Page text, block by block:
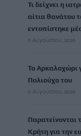
Τι δείχνει η
αίτια θανάτου
εντοπίστηκε
6 Αυγούστου, 2026
Το Αρκαλοχώρι
Πολιούχο του
6 Αυγούστου, 2026
Παρατείνονται
Κρήτη για την